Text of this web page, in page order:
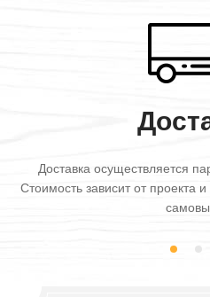
Доставка осуществляется
Стоимость зависит от проекта